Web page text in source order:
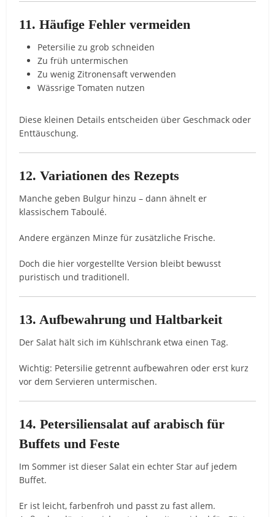
11. Häufige Fehler vermeiden
Petersilie zu grob schneiden
Zu früh untermischen
Zu wenig Zitronensaft verwenden
Wässrige Tomaten nutzen
Diese kleinen Details entscheiden über Geschmack oder
Enttäuschung.
12. Variationen des Rezepts
Manche geben Bulgur hinzu – dann ähnelt er
klassischem Taboulé.
Andere ergänzen Minze für zusätzliche Frische.
Doch die hier vorgestellte Version bleibt bewusst
puristisch und traditionell.
13. Aufbewahrung und Haltbarkeit
Der Salat hält sich im Kühlschrank etwa einen Tag.
Wichtig: Petersilie getrennt aufbewahren oder erst kurz
vor dem Servieren untermischen.
14. Petersiliensalat auf arabisch für
Buffets und Feste
Im Sommer ist dieser Salat ein echter Star auf jedem
Buffet.
Er ist leicht, farbenfroh und passt zu fast allem.